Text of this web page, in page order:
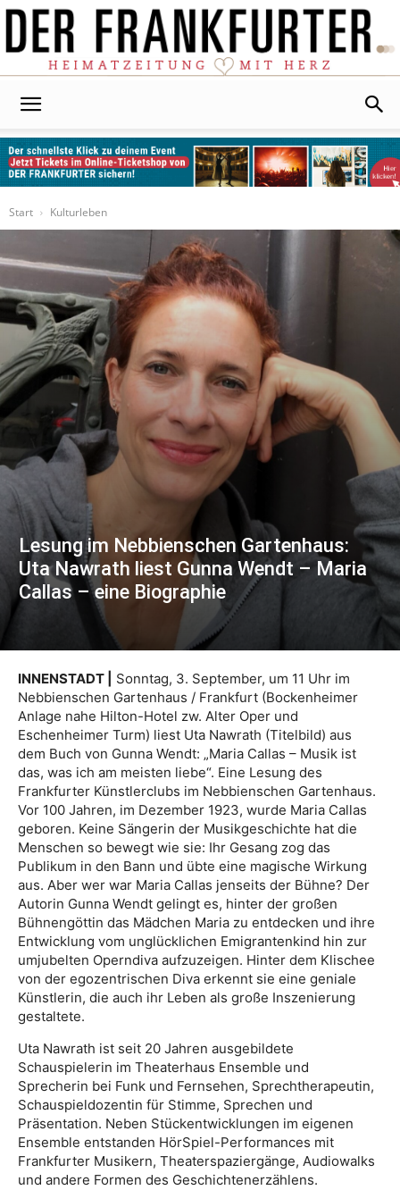
Start
Kulturleben
Lesung im Nebbienschen Gartenhaus:
Uta Nawrath liest Gunna Wendt – Maria
Callas – eine Biographie
INNENSTADT |
Sonntag, 3. September, um 11 Uhr im
Nebbienschen Gartenhaus / Frankfurt (Bockenheimer
Anlage nahe Hilton-Hotel zw. Alter Oper und
Eschenheimer Turm) liest Uta Nawrath (Titelbild) aus
dem Buch von Gunna Wendt: „Maria Callas – Musik ist
das, was ich am meisten liebe“. Eine Lesung des
Frankfurter Künstlerclubs im Nebbienschen Gartenhaus.
Vor 100 Jahren, im Dezember 1923, wurde Maria Callas
geboren. Keine Sängerin der Musikgeschichte hat die
Menschen so bewegt wie sie: Ihr Gesang zog das
Publikum in den Bann und übte eine magische Wirkung
aus. Aber wer war Maria Callas jenseits der Bühne? Der
Autorin Gunna Wendt gelingt es, hinter der großen
Bühnengöttin das Mädchen Maria zu entdecken und ihre
Entwicklung vom unglücklichen Emigrantenkind hin zur
umjubelten Operndiva aufzuzeigen. Hinter dem Klischee
von der egozentrischen Diva erkennt sie eine geniale
Künstlerin, die auch ihr Leben als große Inszenierung
gestaltete.
Uta Nawrath ist seit 20 Jahren ausgebildete
Schauspielerin im Theaterhaus Ensemble und
Sprecherin bei Funk und Fernsehen, Sprechtherapeutin,
Schauspieldozentin für Stimme, Sprechen und
Präsentation. Neben Stückentwicklungen im eigenen
Ensemble entstanden HörSpiel-Performances mit
Frankfurter Musikern, Theaterspaziergänge, Audiowalks
und andere Formen des Geschichtenerzählens.